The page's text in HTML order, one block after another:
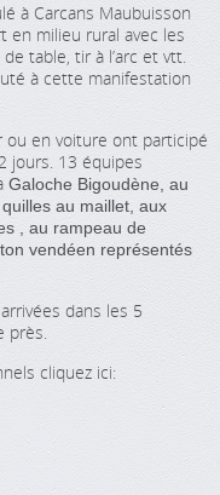
à Carcans Maubuisson
en milieu rural avec les
table, tir à l’arc et vtt.
à cette manifestation
ou en voiture ont participé
jours. 13 équipes
Galoche Bigoudène, au
au maillet, aux
, au rampeau de
vendéen représentés
dans les 5
près.
cliquez ici: